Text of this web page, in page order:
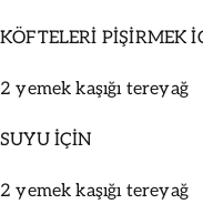
KÖFTELERİ PİŞİRMEK
2 yemek kaşığı tereyağ
SUYU İÇİN
2 yemek kaşığı tereyağ